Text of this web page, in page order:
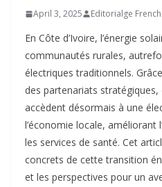
April 3, 2025 Editorialge
En Côte d’Ivoire, l’énergie
communautés rurales,
électriques traditionnels.
des partenariats stratégiques,
accèdent désormais à une
l’économie locale,
les services de santé. Cet
concrets de cette transition
et les perspectives pour un